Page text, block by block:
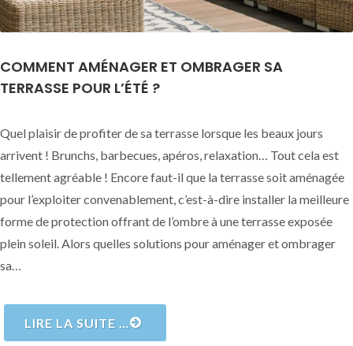
COMMENT AMÉNAGER ET OMBRAGER SA
TERRASSE POUR L’ÉTÉ ?
Quel plaisir de profiter de sa terrasse lorsque les beaux jours
arrivent ! Brunchs, barbecues, apéros, relaxation… Tout cela est
tellement agréable ! Encore faut-il que la terrasse soit aménagée
pour l’exploiter convenablement, c’est-à-dire installer la meilleure
forme de protection offrant de l’ombre à une terrasse exposée
plein soleil. Alors quelles solutions pour aménager et ombrager
sa…
LIRE LA SUITE …